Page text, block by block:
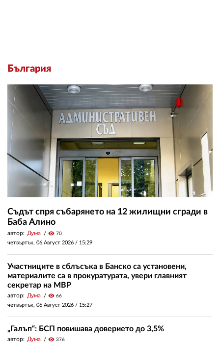
България
Съдът спря събарянето на 12 жилищни сгради в
Баба Алино
автор: Дума visibility 70
четвъртък, 06 Август 2026 / 15:29
Участниците в сблъсъка в Банско са установени,
материалите са в прокуратурата, увери главният
секретар на МВР
автор: Дума visibility 66
четвъртък, 06 Август 2026 / 15:27
„Галъп“: БСП повишава доверието до 3,5%
автор: Дума visibility 376